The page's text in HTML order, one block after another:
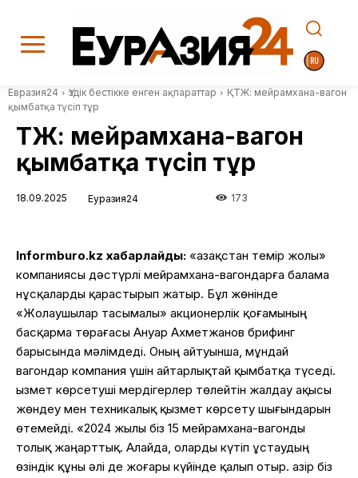
Евразия24 Үздік бестікке енген ақпараттар
ҚТЖ: мейрамхана-вагон
қымбатқа түсіп тұр
ҚТЖ: мейрамхана-вагон
қымбатқа түсіп тұр
18.09.2025 Еуразия24 173
Informburo.kz хабарлайды: «Қазақстан темір жолы»
компаниясы дәстүрлі мейрамхана-вагондарға балама
нұсқаларды қарастырып жатыр. Бұл жөнінде
«Жолаушылар тасымалы» акционерлік қоғамының
басқарма төрағасы Ануар Ахметжанов брифинг
барысында мәлімдеді. Оның айтуынша, мұндай
вагондар компания үшін айтарлықтай қымбатқа түседі.
Қызмет көрсетуші мердігерлер төлейтін жалдау ақысы
жөндеу мен техникалық қызмет көрсету шығындарын
өтемейді. «2024 жылы біз 15 мейрамхана-вагонды
толық жаңарттық. Алайда, оларды күтіп ұстаудың
өзіндік құны әлі де жоғары күйінде қалып отыр. Қазір біз